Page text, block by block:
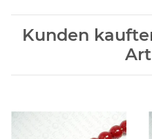
Kunden